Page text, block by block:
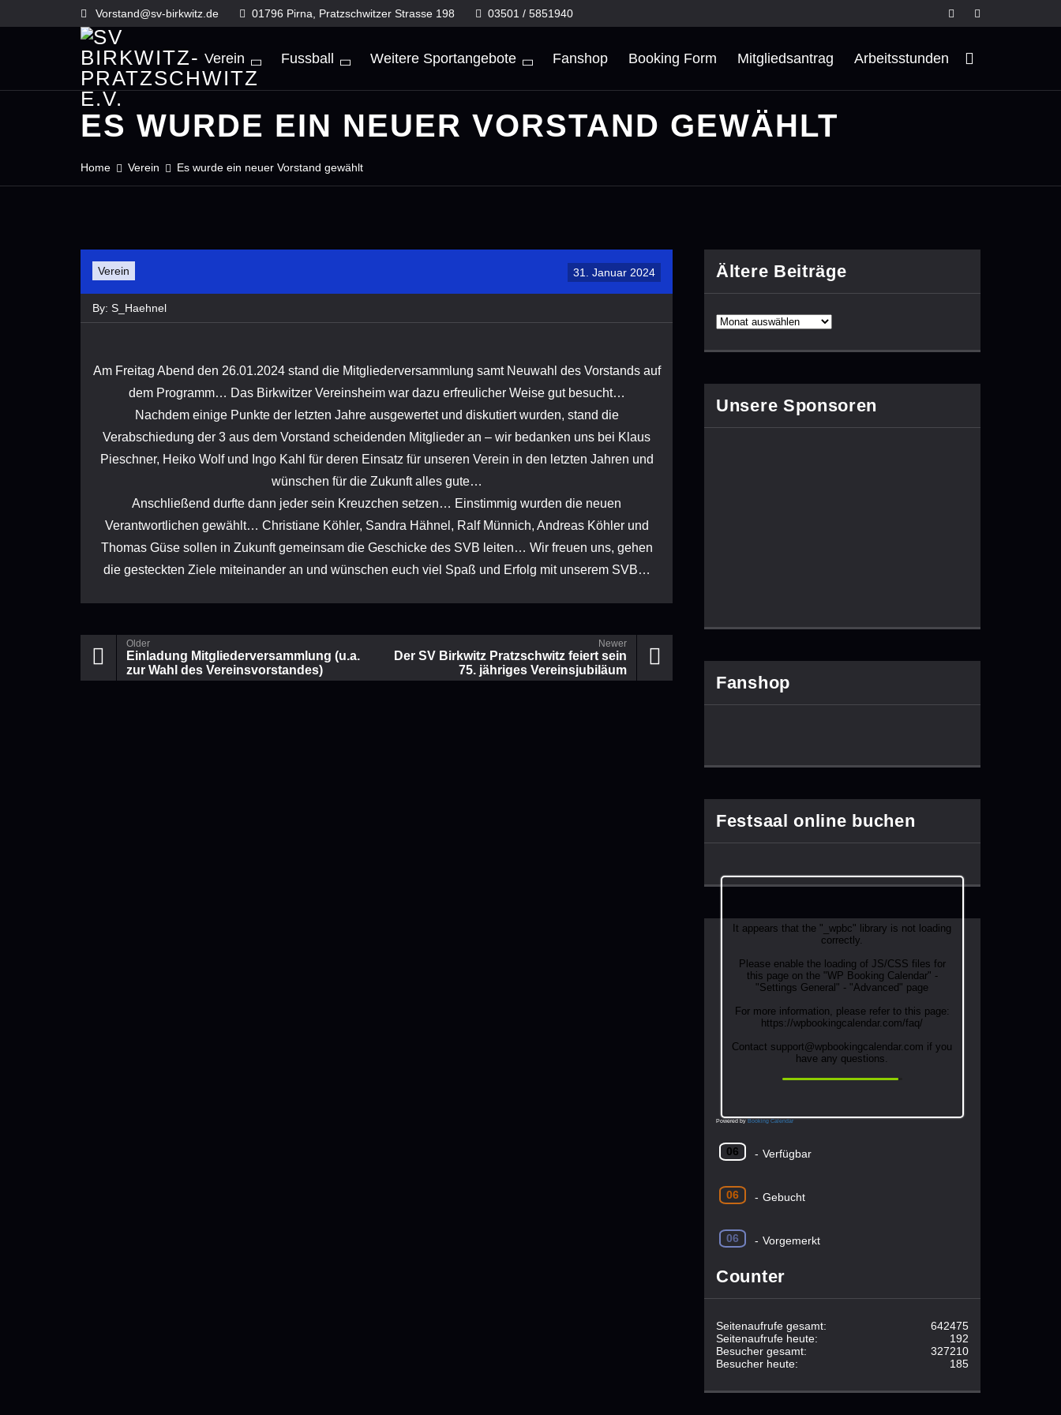
content
Vorstand@sv-birkwitz.de 01796 Pirna, Pratzschwitzer Strasse 198 03501 / 5851940
Verein Fussball Weitere Sportangebote Fanshop Booking Form Mitgliedsantrag Arbeitsstunden
ES WURDE EIN NEUER VORSTAND GEWÄHLT
Home Verein Es wurde ein neuer Vorstand gewählt
Verein 31. Januar 2024
By: S_Haehnel
Am Freitag Abend den 26.01.2024 stand die Mitgliederversammlung samt Neuwahl des Vorstands auf
dem Programm… Das Birkwitzer Vereinsheim war dazu erfreulicher Weise gut besucht…
Nachdem einige Punkte der letzten Jahre ausgewertet und diskutiert wurden, stand die
Verabschiedung der 3 aus dem Vorstand scheidenden Mitglieder an – wir bedanken uns bei Klaus
Pieschner, Heiko Wolf und Ingo Kahl für deren Einsatz für unseren Verein in den letzten Jahren und
wünschen für die Zukunft alles gute…
Anschließend durfte dann jeder sein Kreuzchen setzen… Einstimmig wurden die neuen
Verantwortlichen gewählt… Christiane Köhler, Sandra Hähnel, Ralf Münnich, Andreas Köhler und
Thomas Güse sollen in Zukunft gemeinsam die Geschicke des SVB leiten… Wir freuen uns, gehen
die gesteckten Ziele miteinander an und wünschen euch viel Spaß und Erfolg mit unserem SVB…
Older
Einladung Mitgliederversammlung (u.a.
zur Wahl des Vereinsvorstandes)
Newer
Der SV Birkwitz Pratzschwitz feiert sein
75. jähriges Vereinsjubiläum
Ältere Beiträge
Unsere Sponsoren
Fanshop
Festsaal online buchen
It appears that the "_wpbc" library is not loading
correctly.
Please enable the loading of JS/CSS files for
this page on the "WP Booking Calendar" -
"Settings General" - "Advanced" page
For more information, please refer to this page:
https://wpbookingcalendar.com/faq/
Contact support@wpbookingcalendar.com if you
have any questions.
Powered by Booking Calendar
06 - Verfügbar
06 - Gebucht
06 - Vorgemerkt
Counter
642475
Seitenaufrufe gesamt:
192
Seitenaufrufe heute:
327210
Besucher gesamt:
185
Besucher heute: